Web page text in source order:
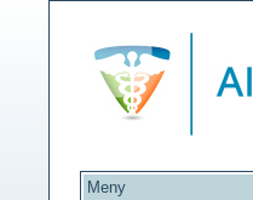
Meny